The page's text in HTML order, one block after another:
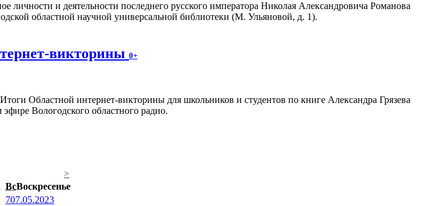
личности и деятельности последнего русского императора Николая Александровича Романова
областной научной универсальной библиотеки (М. Ульяновой, д. 1).
викторины 0+
Итоги Областной интернет-викторины для школьников и студентов по книге Александра Грязева
Вологодского областного радио.
>
ВсВоскресенье
707.05.2023